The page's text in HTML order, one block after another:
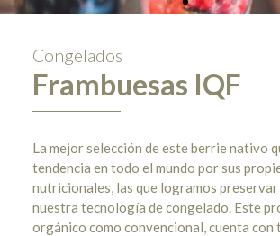
Congelados
Frambuesas IQF
La mejor selección de este berrie nativo
tendencia en todo el mundo por sus
nutricionales, las que logramos
nuestra tecnología de congelado. Este
orgánico como convencional, cuenta con